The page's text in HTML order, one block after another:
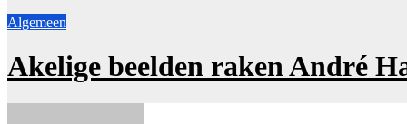
Algemeen
Akelige beelden raken André